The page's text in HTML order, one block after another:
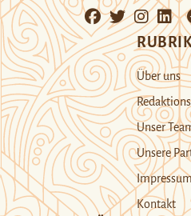
Über uns
Unser
Unsere
Kontakt